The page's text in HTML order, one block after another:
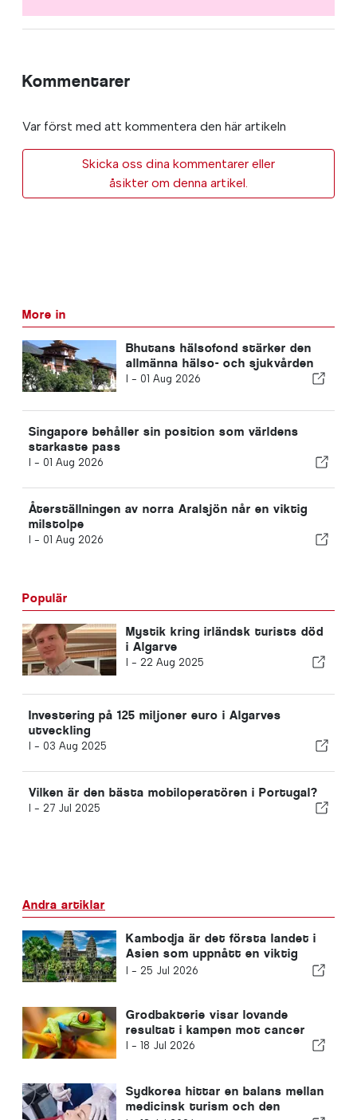
Kommentarer
Var först med att kommentera den här artikeln
Skicka oss dina kommentarer eller
åsikter om denna artikel.
More in
Bhutans hälsofond stärker den
allmänna hälso- och sjukvården
I - 01 Aug 2026
Singapore behåller sin position som världens
starkaste pass
I - 01 Aug 2026
Återställningen av norra Aralsjön når en viktig
milstolpe
I - 01 Aug 2026
Populär
Mystik kring irländsk turists död
i Algarve
I - 22 Aug 2025
Investering på 125 miljoner euro i Algarves
utveckling
I - 03 Aug 2025
Vilken är den bästa mobiloperatören i Portugal?
I - 27 Jul 2025
Andra artiklar
Kambodja är det första landet i
Asien som uppnått en viktig
milstolpe i kampen mot hiv
I - 25 Jul 2026
Grodbakterie visar lovande
resultat i kampen mot cancer
I - 18 Jul 2026
Sydkorea hittar en balans mellan
medicinsk turism och den